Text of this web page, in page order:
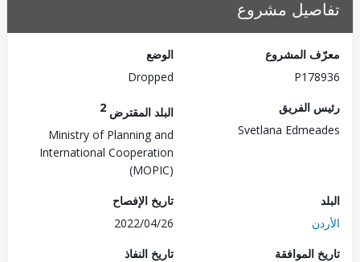
مشروع
المشروع
Dropped
الفريق
Svetlana
البلد المقترض
Ministry of Planning and
International Cooperation
(MOPIC)
تاريخ الإفصاح
2022/04/26
الموافقة
تاريخ النفاذ